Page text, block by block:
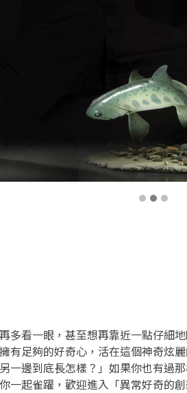
多看一眼，甚至想再靠近一點仔細
有足夠的好奇心，活在這個神奇炫
一邊到底長怎樣？」如果你也有過
一起雀躍，歡迎進入「異常好奇的